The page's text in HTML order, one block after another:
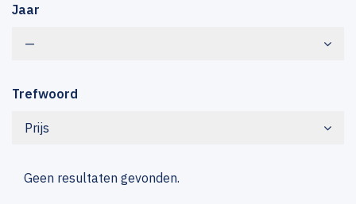
Jaar
—
Trefwoord
Prijs
Geen resultaten gevonden.